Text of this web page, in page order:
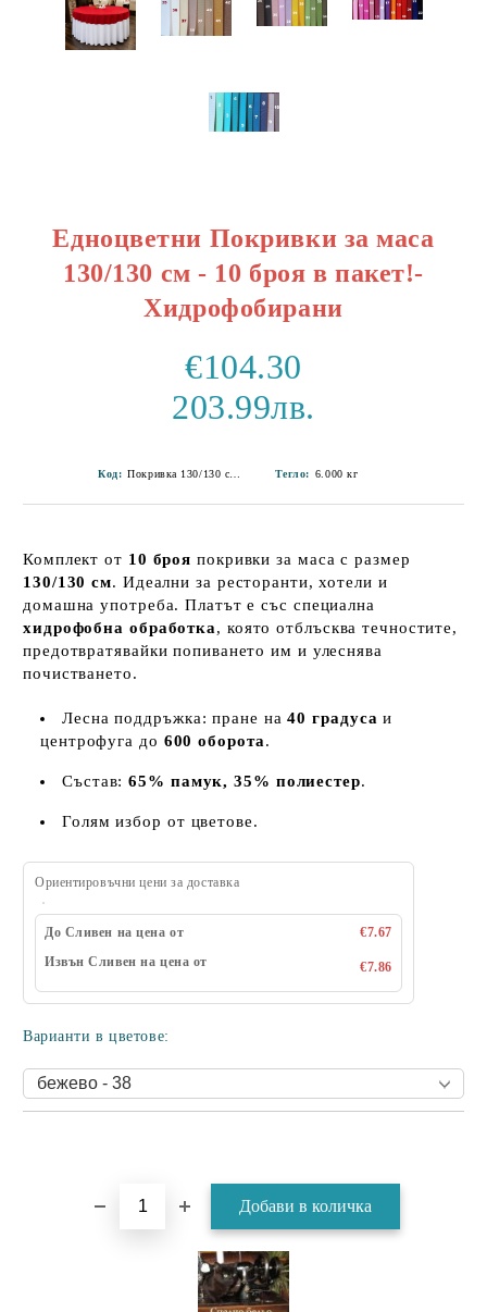
Едноцветни Покривки за маса
130/130 см - 10 броя в пакет!-
Хидрофобирани
€104.30
203.99лв.
Код: Тегло: 6.000 кг
Комплект от 10 броя покривки за маса с размер
130/130 см. Идеални за ресторанти, хотели и
домашна употреба. Платът е със специална
хидрофобна обработка, която отблъсква течностите,
предотвратявайки попиването им и улеснява
почистването.
Лесна поддръжка: пране на40 градуса и
центрофуга до 600 оборота.
Състав:65% памук, 35% полиестер.
Голям избор от цветове.
Ориентировъчни цени за доставка
До Сливен на цена от
€7.67
Извън Сливен на цена от
€7.86
Варианти в цветове: